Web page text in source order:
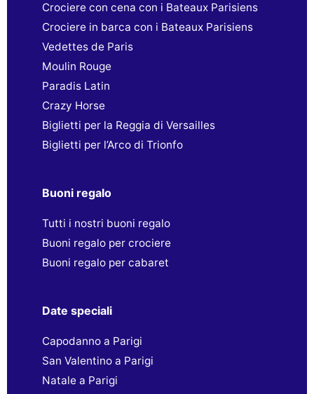
Crociere con cena con i Bateaux Parisiens
Crociere in barca con i Bateaux Parisiens
Vedettes de Paris
Moulin Rouge
Paradis Latin
Crazy Horse
Biglietti per la Reggia di Versailles
Biglietti per l’Arco di Trionfo
Buoni regalo
Tutti i nostri buoni regalo
Buoni regalo per crociere
Buoni regalo per cabaret
Date speciali
Capodanno a Parigi
San Valentino a Parigi
Natale a Parigi